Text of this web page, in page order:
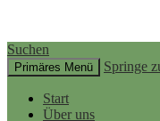
Suchen
Primäres Menü Springe
Start
Über uns